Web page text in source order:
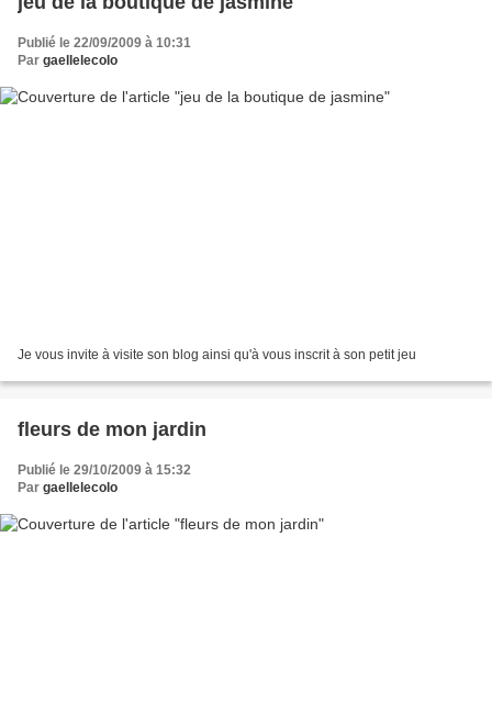
Publié le 22/09/2009 à 10:31
Par gaellelecolo
Je vous invite à visite son blog ainsi qu'à vous inscrit à son petit jeu
fleurs de mon jardin
Publié le 29/10/2009 à 15:32
Par gaellelecolo